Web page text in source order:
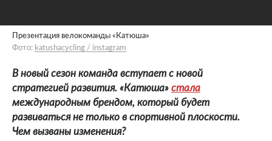
Презентация велокоманды «Катюша»
Фото: katushacycling / instagram
В новый сезон команда вступает с новой
стратегией развития. «Катюша» стала
международным брендом, который будет
развиваться не только в спортивной плоскости.
Чем вызваны изменения?